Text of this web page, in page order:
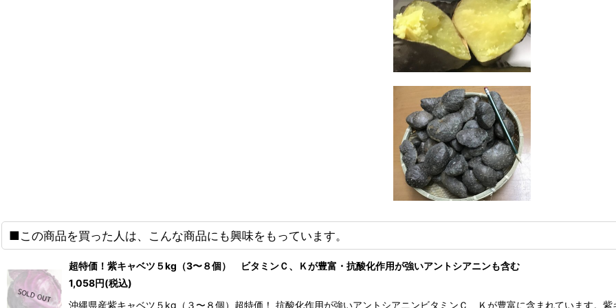
■この商品を買った人は、こんな商品にも興味をもっています。
超特価！紫キャベツ５kg（3〜８個） ビタミンＣ、Ｋが豊富・抗酸化作用が強いアントシアニンも含む
1,058円(税込)
沖縄県産紫キャベツ５kg（３〜８個）超特価！ 抗酸化作用が強いアントシアニンビタミンＣ、Ｋが豊富に含まれています。